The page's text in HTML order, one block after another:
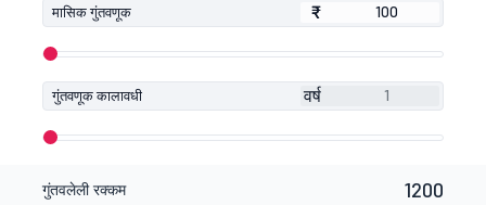
मासिक गुंतवणूक ₹
₹
गुंतवणूक कालावधी वर्ष
गुंतवलेली रक्कम 1200